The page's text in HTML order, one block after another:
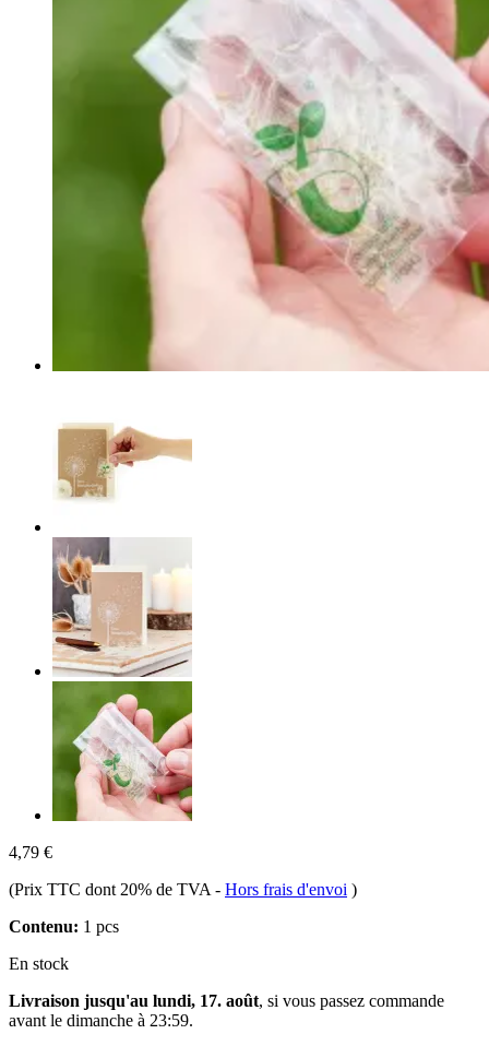
4,79 €
(Prix TTC dont 20% de TVA - Hors frais d'envoi )
Contenu: 1 pcs
En stock
Livraison jusqu'au lundi, 17. août, si vous passez commande
avant le dimanche à 23:59.